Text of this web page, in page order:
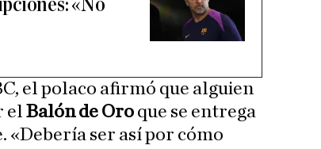
«No
el polaco afirmó que alguien
el Balón de Oro que se entrega
«Debería ser así por cómo